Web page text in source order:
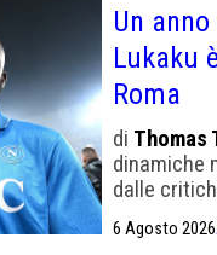
Un
Lukaku
Roma
di Thomas
dinamiche
dalle
cosa
aggiusterà
6 Agosto 2026